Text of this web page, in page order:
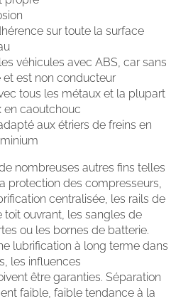
sur toute la surface
véhicules avec ABS, car sans
et est non conducteur
tous les métaux et la plupart
en caoutchouc
aux étriers de freins en
nombreuses autres fins telles
protection des compresseurs,
centralisée, les rails de
toit ouvrant, les sangles de
ou les bornes de batterie.
lubrification à long terme dans
les influences
être garanties. Séparation
faible, faible tendance à la